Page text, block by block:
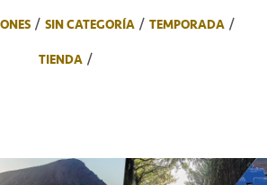
SIN CATEGORÍA
TEMPORADA
TIENDA